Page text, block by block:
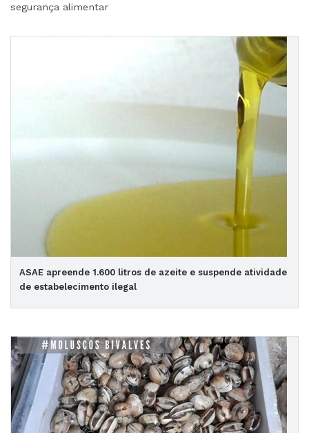
segurança alimentar
ASAE apreende 1.600 litros de azeite e suspende atividade
de estabelecimento ilegal